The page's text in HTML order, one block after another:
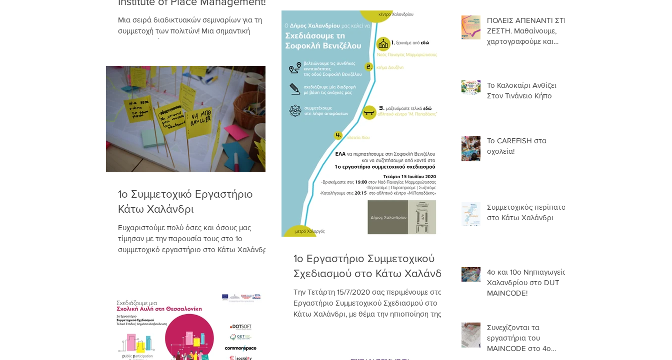
Μια σειρά διαδικτυακών σεμιναρίων για τη
συμμετοχή των πολιτών! Μια σημαντική
πρωτοβουλία του The Institute of Place
1ο Συμμετοχικό Εργαστήριο
Κάτω Χαλάνδρι
Ευχαριστούμε πολύ όσες και όσους μας
τίμησαν με την παρουσία τους στο 1ο
συμμετοχικό εργαστήριο στο Κάτω Χαλάνδρι,
1ο Εργαστήριο Συμμετοχικού
Σχεδιασμού στο Κάτω Χαλάνδρι
Την Τετάρτη 15/7/2020 σας περιμένουμε στο 1ο
Εργαστήριο Συμμετοχικού Σχεδιασμού στο
Κάτω Χαλάνδρι, με θέμα την ηπιοποίηση της
ΠΟΛΕΙΣ ΑΠΕΝΑΝΤΙ ΣΤΗ
ΖΕΣΤΗ. Μαθαίνουμε,
χαρτογραφούμε και
Το Καλοκαίρι Ανθίζει
Στον Τινάνειο Κήπο
Το CAREFISH στα
σχολεία!
Συμμετοχικός περίπατος
στο Κάτω Χαλάνδρι
4ο και 10ο Νηπιαγωγείο
Χαλανδρίου στο DUT
MAINCODE!
Συνεχίζονται τα
εργαστήρια του
MAINCODE στο 4ο